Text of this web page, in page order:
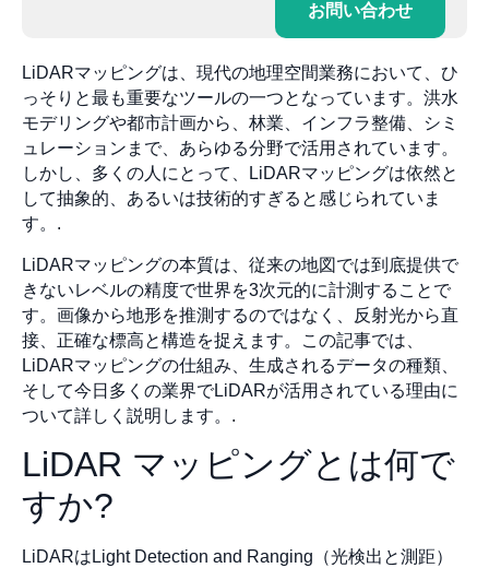
お問い合わせ
LiDARマッピングは、現代の地理空間業務において、ひ
っそりと最も重要なツールの一つとなっています。洪水
モデリングや都市計画から、林業、インフラ整備、シミ
ュレーションまで、あらゆる分野で活用されています。
しかし、多くの人にとって、LiDARマッピングは依然と
して抽象的、あるいは技術的すぎると感じられていま
す。.
LiDARマッピングの本質は、従来の地図では到底提供で
きないレベルの精度で世界を3次元的に計測することで
す。画像から地形を推測するのではなく、反射光から直
接、正確な標高と構造を捉えます。この記事では、
LiDARマッピングの仕組み、生成されるデータの種類、
そして今日多くの業界でLiDARが活用されている理由に
ついて詳しく説明します。.
LiDAR マッピングとは何で
すか?
LiDARはLight Detection and Ranging（光検出と測距）